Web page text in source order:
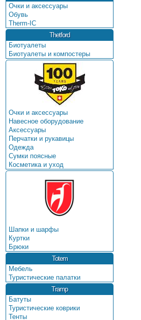
Очки и аксессуары
Обувь
Therm-IC
Thetford
Биотуалеты
Биотуалеты и компостеры
Очки и аксессуары
Навесное оборудование
Аксессуары
Перчатки и рукавицы
Одежда
Сумки поясные
Косметика и уход
Шапки и шарфы
Куртки
Брюки
Totem
Мебель
Туристические палатки
Tramp
Батуты
Туристические коврики
Тенты